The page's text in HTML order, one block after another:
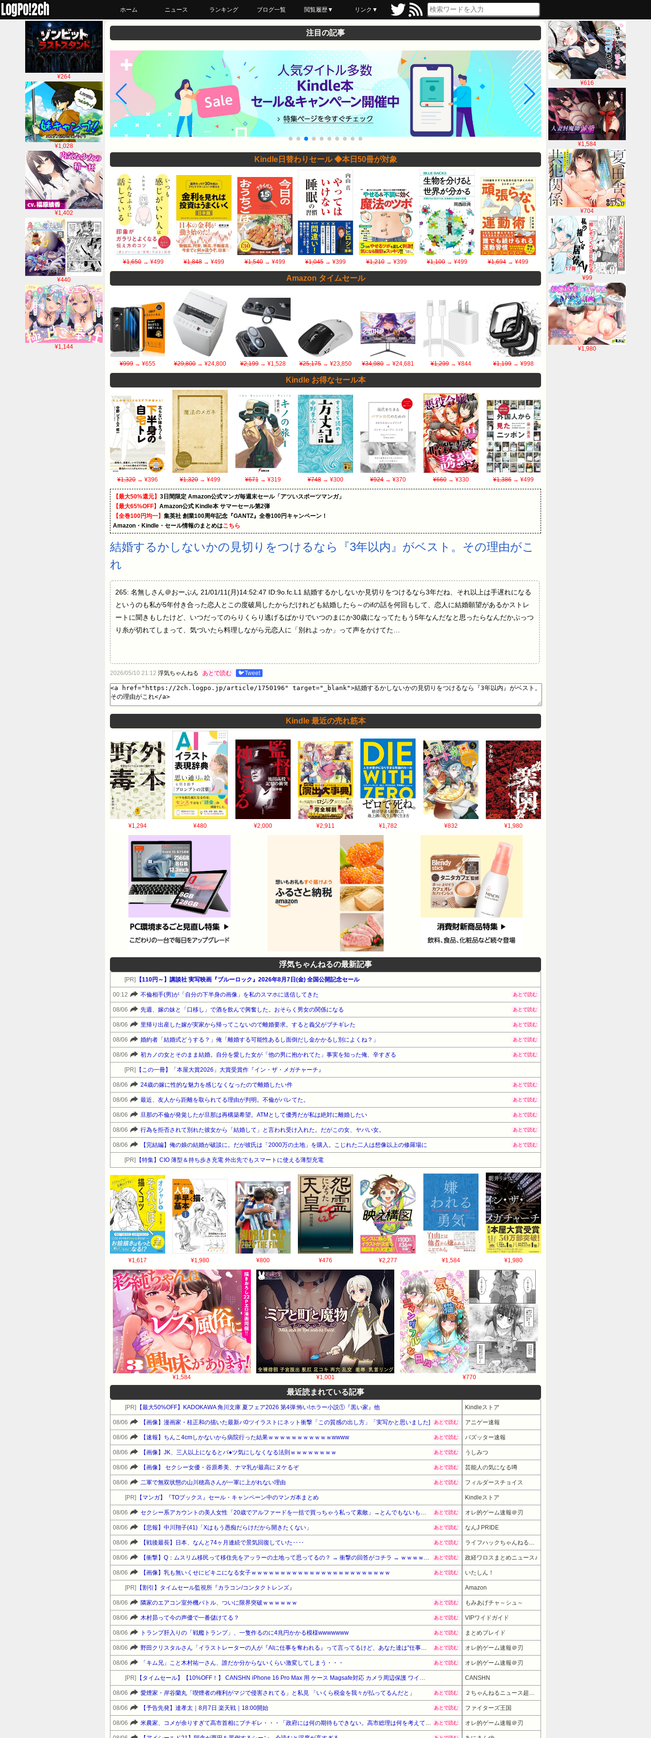
ホーム ニュース ランキング ブログ一覧 閲覧履歴▼
最近読んだ
あとで読む
ブックマーク
リンク▼
¥616
¥1,584
¥704
¥99
¥1,980
¥264
¥1,028
¥1,402
¥440
¥1,144
注目の記事
Kindle日替わりセール ◆本日50冊が対象
¥1,650→ ¥499 ¥1,848 → ¥499 ¥1,540→ ¥499 ¥1,045 → ¥399 ¥1,210→ ¥399 ¥1,100 → ¥499 ¥1,694→ ¥499
Amazon タイムセール
¥999 → ¥655 ¥29,800→ ¥24,800 ¥2,199→ ¥1,528 ¥25,175→ ¥23,850 ¥34,980→ ¥24,681 ¥1,299→ ¥844 ¥1,199→ ¥998
Kindle お得なセール本
¥1,320 → ¥396 ¥1,320→ ¥499 ¥671→ ¥319 ¥748→ ¥300 ¥924→ ¥370 ¥660→ ¥330 ¥1,386→ ¥499
【最大50%還元】 3日間限定 Amazon公式マンガ毎週末セール「アツいスポーツマンガ」
【最大65%OFF】 Amazon公式 Kindle本 サマーセール第2弾
【全巻100円均一】 集英社 創業100周年記念『GANTZ』全巻100円キャンペーン！
Amazon・Kindle・セール情報のまとめはこちら
結婚するかしないかの見切りをつけるなら『3年以内』がベスト。その理由がこ
れ
265: 名無しさん＠おーぷん 21/01/11(月)14:52:47 ID:9o.fc.L1 結婚するかしないか見切りをつけるなら3年だね、それ以上は手遅れになる
というのも私が5年付き合った恋人とこの度破局したからだけれども結婚したら～のifの話を何回もして、恋人に結婚願望があるかストレ
ートに聞きもしたけど、いつだってのらりくらり逃げるばかりでいつのまにか30歳になってたもう5年なんだなと思ったらなんだかぷっつ
り糸が切れてしまって、気づいたら料理しながら元恋人に「別れよっか」って声をかけてた…
2026/05/10 21:12 浮気ちゃんねる あとで読む 🐦Tweet
Kindle 最近の売れ筋本
¥1,294 ¥480 ¥2,000 ¥2,911 ¥1,782 ¥832 ¥1,980
浮気ちゃんねるの最新記事
[PR] 【110円～】講談社 実写映画『ブルーロック』2026年8月7日(金) 全国公開記念セール
00:12 不倫相手(男)が「自分の下半身の画像」を私のスマホに送信してきた あとで読む
08/06 先週、嫁の妹と「口移し」で酒を飲んで興奮した。おそらく男女の関係になる あとで読む
08/06 里帰り出産した嫁が実家から帰ってこないので離婚要求。すると義父がブチギレた あとで読む
08/06 婚約者「結婚式どうする？」俺「離婚する可能性あるし面倒だし金かかるし別によくね？」 あとで読む
08/06 初カノの女とそのまま結婚。自分を愛した女が「他の男に抱かれてた」事実を知った俺、辛すぎる あとで読む
[PR] 【この一冊】「本屋大賞2026」大賞受賞作『イン・ザ・メガチャーチ』
08/06 24歳の嫁に性的な魅力を感じなくなったので離婚したい件 あとで読む
08/06 最近、友人から距離を取られてる理由が判明。不倫がバレてた。 あとで読む
08/06 旦那の不倫が発覚したが旦那は再構築希望。ATMとして優秀だが私は絶対に離婚したい あとで読む
08/06 行為を拒否されて別れた彼女から「結婚して」と言われ受け入れた。だがこの女、ヤバい女。 あとで読む
08/06 【完結編】俺の娘の結婚が破談に。だが彼氏は「2000万の土地」を購入。こじれた二人は想像以上の修羅場に あとで読む
[PR] 【特集】CIO 薄型＆持ち歩き充電 外出先でもスマートに使える薄型充電
¥1,617 ¥1,980 ¥800 ¥476 ¥2,277 ¥1,584 ¥1,980
¥1,584 ¥1,001 ¥770
最近読まれている記事
[PR] 【最大50%OFF】KADOKAWA 角川文庫 夏フェア2026 第4弾:怖い!ホラー小説①『黒い家』他 Kindleストア
08/06 【画像】漫画家・桂正和の描いた最新パ0ツイラストにネット衝撃「この質感の出し方」「実写かと思いました] あとで読む アニゲー速報
08/06 【速報】ちんこ4cmしかないから病院行った結果ｗｗｗｗｗｗｗｗｗｗｗwwww あとで読む バズッター速報
08/06 【画像】JK、三人以上になるとパ●ツ気にしなくなる法則ｗｗｗｗｗｗｗｗ あとで読む うしみつ
08/06 【画像】 セクシー女優・谷原希美、ナマ乳が最高にヌケるぞ あとで読む 芸能人の気になる噂
08/06 二軍で無双状態の山川穂高さんが一軍に上がれない理由 あとで読む フィルダースチョイス
[PR] 【マンガ】『TOブックス』セール・キャンペーン中のマンガ本まとめ Kindleストア
08/06 セクシー系アカウントの美人女性「20歳でアルファードを一括で買っちゃう私って素敵」→とんでもないものが映り込んでしまい、終わる あとで読む オレ的ゲーム速報＠刃
08/06 【悲報】中川翔子(41)「Xはもう愚痴だらけだから開きたくない」 あとで読む なんJ PRIDE
08/06 【戦後最長】日本、なんと74ヶ月連続で景気回復していた‥‥ あとで読む ライフハックちゃんねる弐式
08/06 【衝撃】Q：ムスリム移民って移住先をアッラーの土地って思ってるの？ → 衝撃の回答がコチラ → ｗｗｗｗｗｗｗｗｗｗｗｗｗｗ あとで読む 政経ワロスまとめニュース♪
08/06 【画像】乳も無いくせにビキニになる女子ｗｗｗｗｗｗｗｗｗｗｗｗｗｗｗｗｗｗｗｗｗｗｗｗ あとで読む いたしん！
[PR] 【割引】タイムセール監視所『カラコン/コンタクトレンズ』 Amazon
08/06 隣家のエアコン室外機バトル、ついに限界突破ｗｗｗｗｗｗ あとで読む もみあげチャ～シュ～
08/06 木村昴って今の声優で一番儲けてる？ あとで読む VIPワイドガイド
08/06 トランプ肝入りの「戦艦トランプ」、一隻作るのに4兆円かかる模様wwwwwww あとで読む まとめブレイド
08/06 野田クリスタルさん「イラストレーターの人が『AIに仕事を奪われる』って言ってるけど、あなた達は"仕事を奪う側"じゃない？」 あとで読む オレ的ゲーム速報＠刃
08/06 「キム兄」こと木村祐一さん、誰だか分からないくらい激変してしまう・・・ あとで読む オレ的ゲーム速報＠刃
[PR] 【タイムセール】【10%OFF！】 CANSHN iPhone 16 Pro Max 用 ケース Magsafe対応 カメラ周辺保護 ワイヤレス充電 耐衝撃 傷つき防止 ブラック CANSHN
08/06 愛煙家・岸谷蘭丸「喫煙者の権利がマジで侵害されてる」と私見 「いくら税金を我々が払ってるんだと」 あとで読む ２ちゃんねるニュース超速まとめ＋
08/06 【予告先発】達孝太｜8月7日 楽天戦｜18:00開始 あとで読む ファイターズ王国
08/06 米農家、コメが余りすぎて高市首相にブチギレ・・・「政府には何の期待もできない。高市総理は何を考えているのかな。もう愛想尽かした」 あとで読む オレ的ゲーム速報＠刃